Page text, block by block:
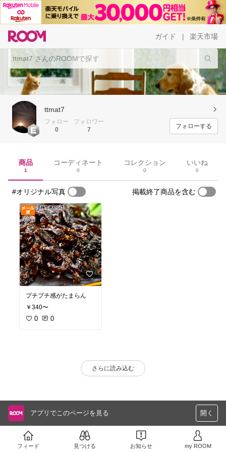
ガイド 楽天市場
ttmat7
フォロー
0
フォロワー
7
フォローする
商品
1
コーディネート
0
コレクション
0
いいね
0
#オリジナル写真 掲載終了商品を含む
プチプチ感がたまらん
￥340〜
0 0
さらに読み込む
アプリでこのページを見る 開く
フィード 見つける お知らせ my ROOM